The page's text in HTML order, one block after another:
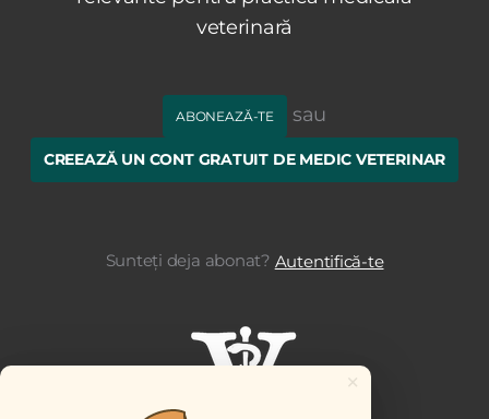
veterinară
ABONEAZĂ-TE sau
CREEAZĂ UN CONT GRATUIT DE MEDIC VETERINAR
Sunteți deja abonat? Autentifică-te
×